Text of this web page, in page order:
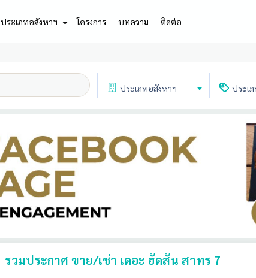
ประเภทอสังหาฯ โครงการ บทความ ติดต่อ
ประเภทอสังหาฯ ประเ
รวมประกาศ ขาย/เช่า เดอะ ฮัดสัน สาทร 7